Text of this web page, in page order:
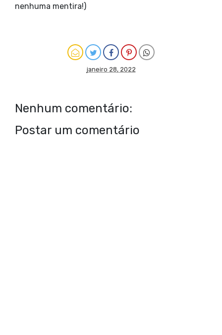
nenhuma mentira!)
janeiro 28, 2022
Nenhum comentário:
Postar um comentário